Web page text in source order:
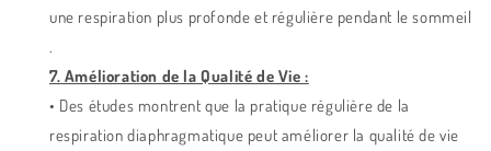
une respiration plus profonde et régulière pendant le sommeil
.
7. Amélioration de la Qualité de Vie :
• Des études montrent que la pratique régulière de la
respiration diaphragmatique peut améliorer la qualité de vie